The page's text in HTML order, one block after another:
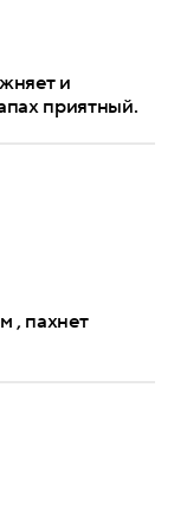
и
приятный.
, пахнет